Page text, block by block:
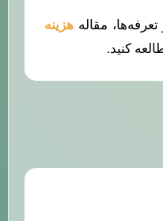
مقاله هزینه
کنید.